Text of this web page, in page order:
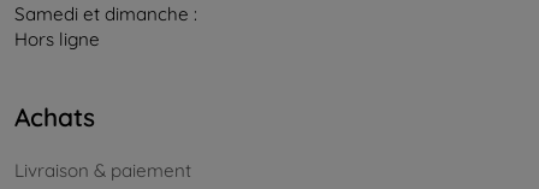
Samedi et dimanche :
Hors ligne
Achats
Livraison & paiement